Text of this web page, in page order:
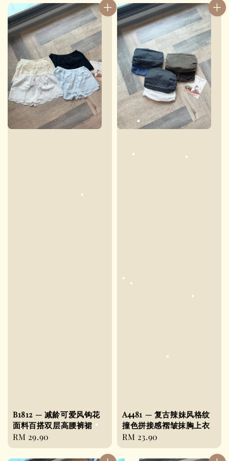
B1812 — 减龄可爱风钩花
面料百搭双层高腰裤裙
Regular
price
RM 29.90
A4481 — 复古辣妹风格纹
撞色拼接感褶皱抹胸上衣
Regular
price
RM 23.90